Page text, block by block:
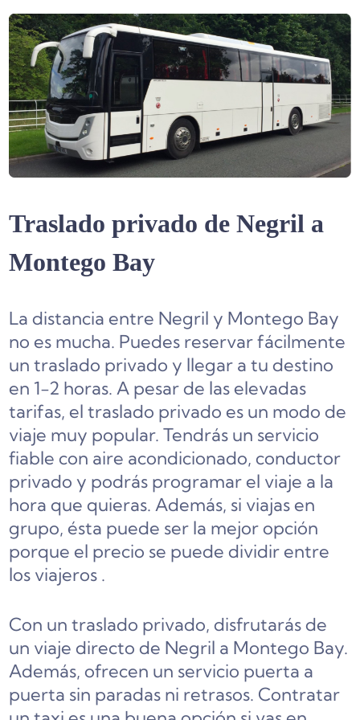
Traslado privado de Negril a
Montego Bay
La distancia entre Negril y Montego Bay
no es mucha. Puedes reservar fácilmente
un traslado privado y llegar a tu destino
en 1-2 horas. A pesar de las elevadas
tarifas, el traslado privado es un modo de
viaje muy popular.Tendrás un servicio
fiable con aire acondicionado, conductor
privado y podrás programar el viaje a la
hora que quieras. Además, si viajas en
grupo, ésta puede ser la mejor opción
porque el precio se puede dividir entre
los viajeros .
Con un traslado privado, disfrutarás de
un viaje directo de Negril a Montego Bay.
Además, ofrecen un servicio puerta a
puerta sin paradas ni retrasos. Contratar